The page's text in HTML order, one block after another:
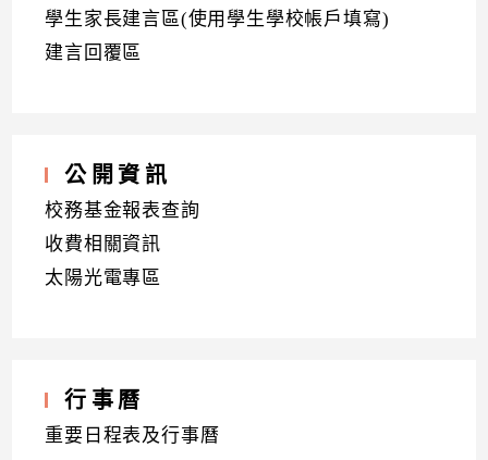
學生家長建言區(使用學生學校帳戶填寫)
建言回覆區
公開資訊
校務基金報表查詢
收費相關資訊
太陽光電專區
行事曆
重要日程表及行事曆